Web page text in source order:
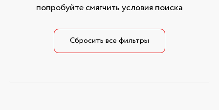
попробуйте смягчить условия поиска
Сбросить все фильтры